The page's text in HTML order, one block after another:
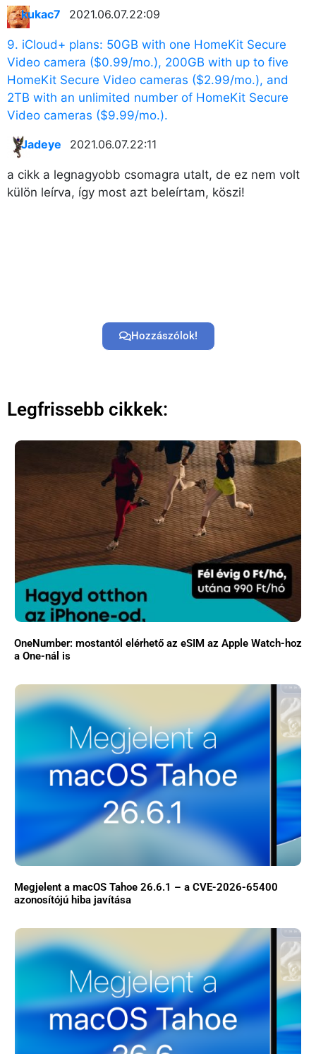
kukac7 2021.06.07. 22:09
9. iCloud+ plans: 50GB with one HomeKit Secure
Video camera ($0.99/mo.), 200GB with up to five
HomeKit Secure Video cameras ($2.99/mo.), and
2TB with an unlimited number of HomeKit Secure
Video cameras ($9.99/mo.).
Jadeye 2021.06.07. 22:11
a cikk a legnagyobb csomagra utalt, de ez nem volt
külön leírva, így most azt beleírtam, köszi!
Hozzászólok!
Legfrissebb cikkek:
OneNumber: mostantól elérhető az eSIM az Apple Watch-hoz
a One-nál is
Megjelent a macOS Tahoe 26.6.1 – a CVE-2026-65400
azonosítójú hiba javítása
Főoldal
Közösség
Használt Apple
Apple szerviz